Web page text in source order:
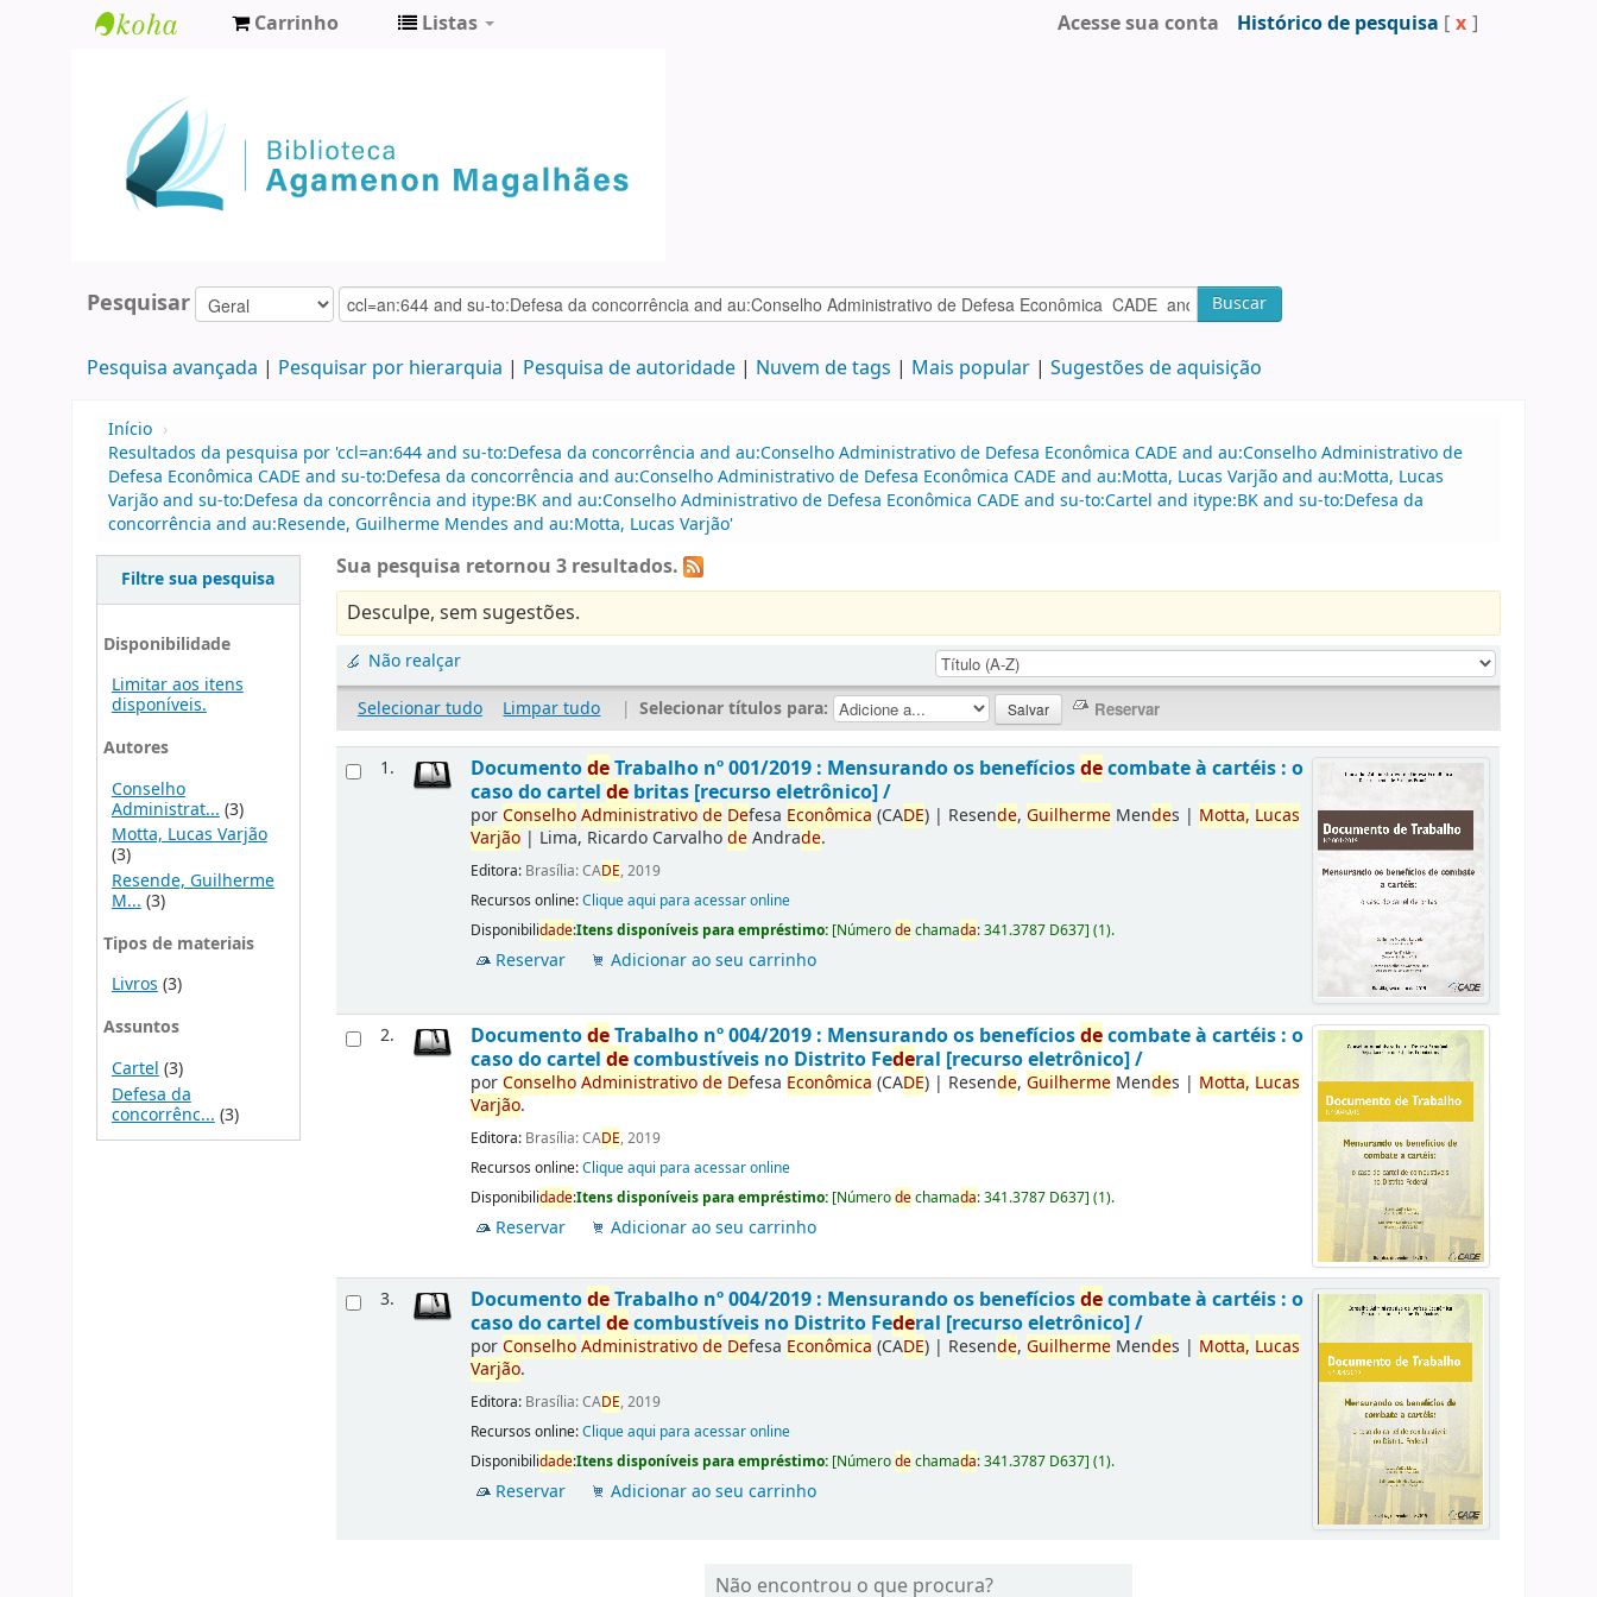
Agamenon
Magalhães
Carrinho Listas Acesse sua conta Histórico de pesquisa [ x ]
Pesquisar Buscar
Pesquisa avançada Pesquisar por hierarquia Pesquisa de autoridade Nuvem de tags Mais popular Sugestões de aquisição
Início ›
Resultados da pesquisa por 'ccl=an:644 and su-to:Defesa da concorrência and au:Conselho Administrativo de Defesa Econômica CADE and au:Conselho Administrativo de
Defesa Econômica CADE and su-to:Defesa da concorrência and au:Conselho Administrativo de Defesa Econômica CADE and au:Motta, Lucas Varjão and au:Motta, Lucas
Varjão and su-to:Defesa da concorrência and itype:BK and au:Conselho Administrativo de Defesa Econômica CADE and su-to:Cartel and itype:BK and su-to:Defesa da
concorrência and au:Resende, Guilherme Mendes and au:Motta, Lucas Varjão'
Filtre sua pesquisa
Disponibilidade
Limitar aos itens
disponíveis.
Autores
Conselho
Administrat... (3)
Motta, Lucas Varjão
(3)
Resende, Guilherme
M... (3)
Tipos de materiais
Livros(3)
Assuntos
Cartel (3)
Defesa da
concorrênc... (3)
Sua pesquisa retornou 3 resultados.
Desculpe, sem sugestões.
Não realçar
Selecionar tudo
Limpar tudo | Selecionar títulos para:
1. DocumentodeTrabalho nº 001/2019 : Mensurando os benefíciosdecombate à cartéis : o
caso do cartelde britas [recurso eletrônico] /
porConselhoAdministrativode Defesa Econômica (CADE) | Resende,Guilherme Mendes | Motta, Lucas
Varjão | Lima, Ricardo CarvalhodeAndrade.
Editora: Brasília: CADE, 2019
Recursos online:Clique aqui para acessar online
Disponibilidade:Itens disponíveis para empréstimo: [Númerodechamada:341.3787 D637](1).
Reservar Adicionar ao seu carrinho
2. DocumentodeTrabalho nº 004/2019 : Mensurando os benefíciosdecombate à cartéis : o
caso do carteldecombustíveis no Distrito Federal [recurso eletrônico] /
porConselhoAdministrativode Defesa Econômica (CADE) | Resende,Guilherme Mendes | Motta, Lucas
Varjão.
Editora: Brasília: CADE, 2019
Recursos online:Clique aqui para acessar online
Disponibilidade:Itens disponíveis para empréstimo: [Númerodechamada:341.3787 D637](1).
Reservar Adicionar ao seu carrinho
3. DocumentodeTrabalho nº 004/2019 : Mensurando os benefíciosdecombate à cartéis : o
caso do carteldecombustíveis no Distrito Federal [recurso eletrônico] /
porConselhoAdministrativode Defesa Econômica (CADE) | Resende,Guilherme Mendes | Motta, Lucas
Varjão.
Editora: Brasília: CADE, 2019
Recursos online:Clique aqui para acessar online
Disponibilidade:Itens disponíveis para empréstimo: [Númerodechamada:341.3787 D637](1).
Reservar Adicionar ao seu carrinho
Não encontrou o que procura?